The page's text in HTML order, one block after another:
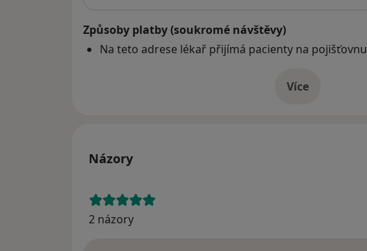
Způsoby platby (soukromé návštěvy)
Na teto adrese lékař přijímá pacienty na pojišťovnu
Víceo adrese
Názory
2 názory